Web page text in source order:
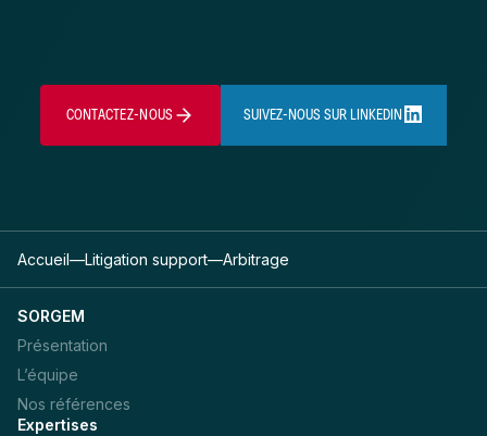
CONTACTEZ-NOUS SUIVEZ-NOUS SUR LINKEDIN
Accueil—Litigation support—Arbitrage
SORGEM
Présentation
L’équipe
Nos références
Expertises